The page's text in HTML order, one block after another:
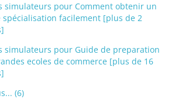
simulateurs pour Comment obtenir un
spécialisation facilement [plus de 2
simulateurs pour Guide de preparation
ecoles de commerce [plus de 16
(6)